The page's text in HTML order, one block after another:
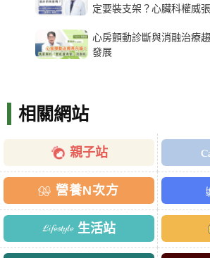
定要裝支架？心臟科權威
心房顫動診斷與消融治療
發展
相關網站
親子站
營養N次方
生活站